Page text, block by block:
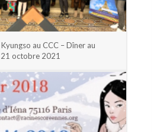
au CCC – Dîner au
21 octobre 2021